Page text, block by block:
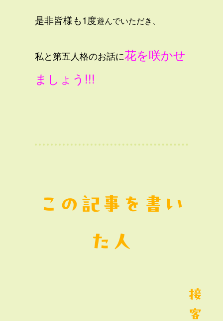
是非皆様も1度遊んでいただき、
私と第五人格のお話に花を咲かせ
ましょう!!!
この記事を書い
た人
接
客